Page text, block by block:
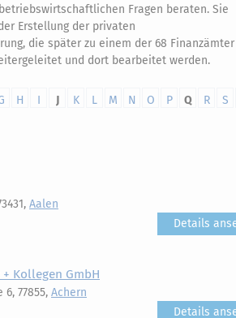
Fragen beraten. Sie
Erstellung der privaten
die später zu einem der 68
und dort bearbeitet werden.
H I J K L M N O P Q R
S
Aalen
Details
Kollegen GmbH
77855, Achern
Details